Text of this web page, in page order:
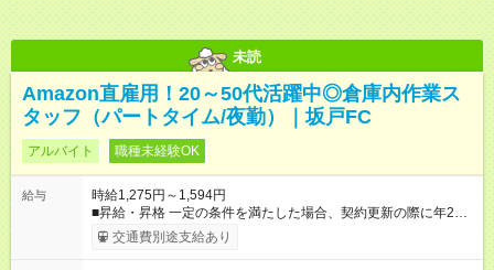
未読
Amazon直雇用！20～50代活躍中◎倉庫内作業ス
タッフ（パートタイム/夜勤）｜坂戸FC
アルバイト 職種未経験OK
給与
時給1,275円～1,594円
■昇給・昇格 一定の条件を満たした場合、契約更新の際に年2回
まで昇給の機会があります。 ■正社員登用制度あり ※月末締/翌
月25日支払い ※時間外手当、別途支給 ※深夜割増賃金 (22:00～
交通費別途支給あり